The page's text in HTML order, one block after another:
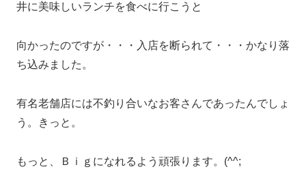
井に美味しいランチを食べに行こうと
向かったのですが・・・入店を断られて・・・かなり落
ち込みました。
有名老舗店には不釣り合いなお客さんであったんでしょ
う。きっと。
もっと、Ｂｉｇになれるよう頑張ります。(^^;